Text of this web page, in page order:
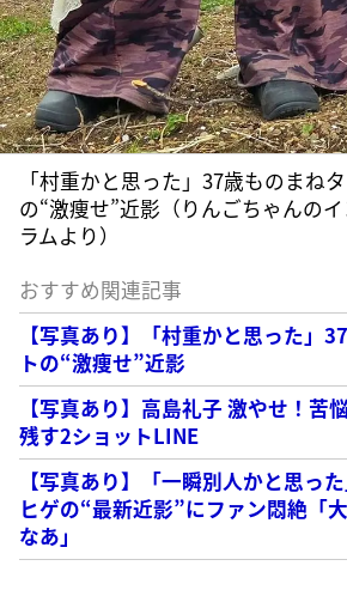
「村重かと思った」37歳ものまね
の“激痩せ”近影（りんごちゃんの
ラムより）
おすすめ関連記事
【写真あり】「村重かと思った」
トの“激痩せ”近影
【写真あり】高島礼子 激やせ！苦
残す2ショットLINE
【写真あり】「一瞬別人かと思っ
ヒゲの“最新近影”にファン悶絶「
なあ」